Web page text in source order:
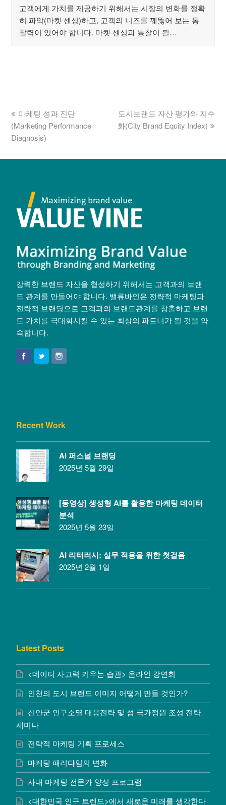
고객에게 가치를 제공하기 위해서는 시장의 변화를 정확
히 파악(마켓 센싱)하고, 고객의 니즈를 꿰뚫어 보는 통
찰력이 있어야 합니다. 마켓 센싱과 통찰이 될…
마케팅 성과 진단
(Marketing Performance
Diagnosis)
도시브랜드 자산 평가와 지수
화(City Brand Equity Index)
강력한 브랜드 자산을 형성하기 위해서는 고객과의 브랜
드 관계를 만들어야 합니다. 밸류바인은 전략적 마케팅과
전략적 브랜딩으로 고객과의 브랜드관계를 창출하고 브랜
드 가치를 극대화시킬 수 있는 최상의 파트너가 될 것을 약
속합니다.
Recent Work
AI 퍼스널 브랜딩
2025년 5월 29일
[동영상] 생성형 AI를 활용한 마케팅 데이터
분석
2025년 5월 23일
AI 리터러시: 실무 적용을 위한 첫걸음
2025년 2월 1일
Latest Posts
<데이터 사고력 키우는 습관> 온라인 강연회
인천의 도시 브랜드 이미지 어떻게 만들 것인가?
신안군 인구소멸 대응전략 및 섬 국가정원 조성 전략
세미나
전략적 마케팅 기획 프로세스
마케팅 패러다임의 변화
사내 마케팅 전문가 양성 프로그램
<대한민국 인구 트렌드>에서 새로운 미래를 생각한다